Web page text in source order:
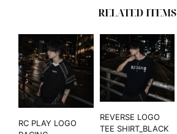
RELATED ITEMS
RC PLAY LOGO
REVERSE LOGO
TEE SHIRT_BLACK